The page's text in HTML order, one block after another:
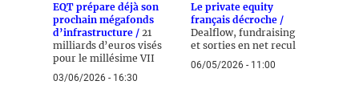
EQT prépare déjà son
prochain mégafonds
d’infrastructure / 21
milliards d’euros visés
pour le millésime VII
03/06/2026 - 16:30
Le private equity
français décroche /
Dealflow, fundraising
et sorties en net recul
06/05/2026 - 11:00